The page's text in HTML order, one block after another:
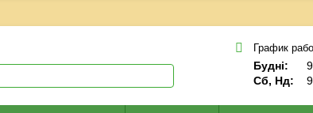
График
Будні:
Сб, Нд: